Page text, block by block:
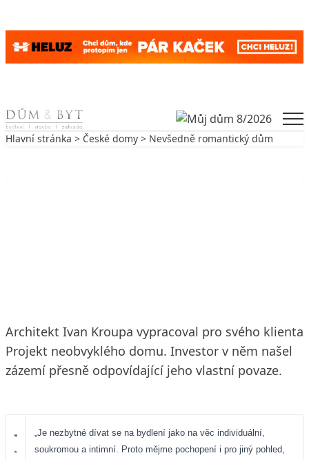
Skip to content
Hlavní stránka > České domy > Nevšedně romantický dům
Architekt Ivan Kroupa vypracoval pro svého klienta
Projekt neobvyklého domu. Investor v něm našel
zázemí přesně odpovídající jeho vlastní povaze.
„Je nezbytné dívat se na bydlení jako na věc individuální,
soukromou a intimní. Proto mějme pochopení i pro jiný pohled,